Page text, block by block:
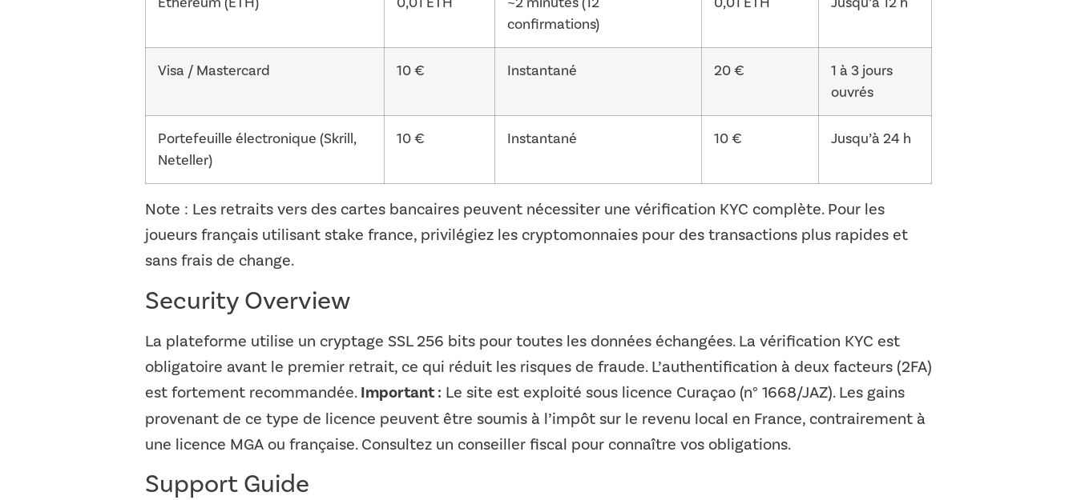
confirmations)
Visa / Mastercard 10 € Instantané 20 €
1 à 3 jours
ouvrés
Portefeuille électronique (Skrill,
Neteller)
10 € Instantané 10 € Jusqu’à 24 h
Note : Les retraits vers des cartes bancaires peuvent nécessiter une vérification KYC complète. Pour les
joueurs français utilisant stake france, privilégiez les cryptomonnaies pour des transactions plus rapides et
sans frais de change.
Security Overview
La plateforme utilise un cryptage SSL 256 bits pour toutes les données échangées. La vérification KYC est
obligatoire avant le premier retrait, ce qui réduit les risques de fraude. L’authentification à deux facteurs (2FA)
est fortement recommandée. Important : Le site est exploité sous licence Curaçao (n° 1668/JAZ). Les gains
provenant de ce type de licence peuvent être soumis à l’impôt sur le revenu local en France, contrairement à
une licence MGA ou française. Consultez un conseiller fiscal pour connaître vos obligations.
Support Guide